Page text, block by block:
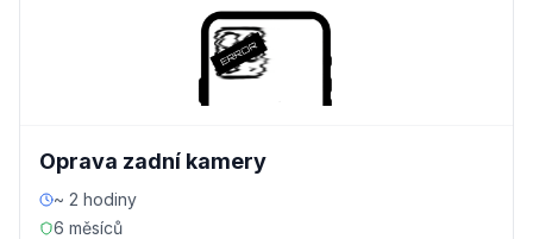
Oprava zadní kamery
~ 2 hodiny
6 měsíců